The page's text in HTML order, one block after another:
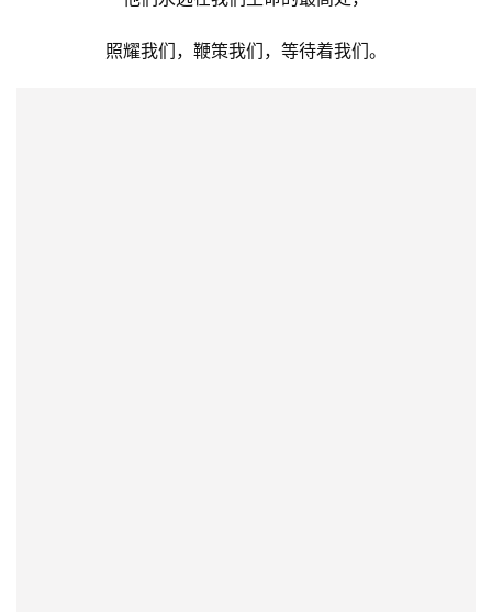
这是我们一切的来源。
他们永远在我们生命的最高处，